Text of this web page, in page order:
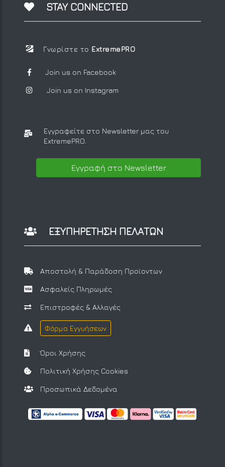
STAY CONNECTED
Γνωρίστε το ExtremePRO
Join us on Facebook
Join us on Instagram
Εγγραφείτε στο Newsletter μας του
ExtremePRO.
Εγγραφή στο Newsletter
ΕΞΥΠΗΡΕΤΗΣΗ ΠΕΛΑΤΩΝ
Αποστολή & Παράδοση Προϊοντων
Ασφαλείς Πληρωμές
Επιστροφές & Αλλαγές
Φόρμα Εγγυήσεων
Όροι Χρήσης
Πολιτική Χρήσης Cookies
Προσωπικά Δεδομένα